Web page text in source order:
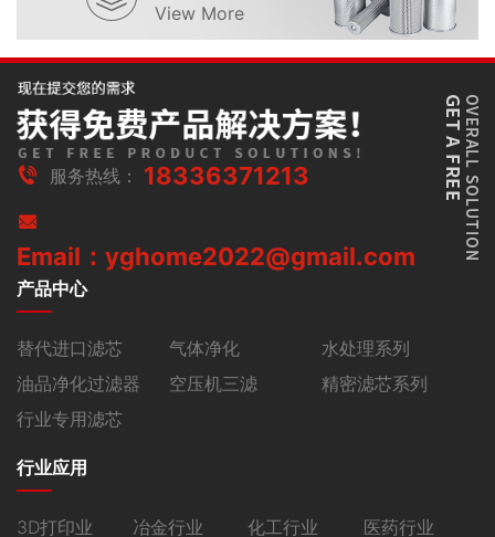
View More
服务热线： 18336371213
Email：yghome2022@gmail.com
产品中心
替代进口滤芯 气体净化
水处理系列
油品净化过滤器
空压机三滤
精密滤芯系列
行业专用滤芯
行业应用
3D打印业 冶金行业 化工行业
医药行业